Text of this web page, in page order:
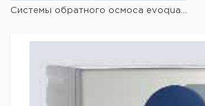
Системы обратного осмоса evoqua...